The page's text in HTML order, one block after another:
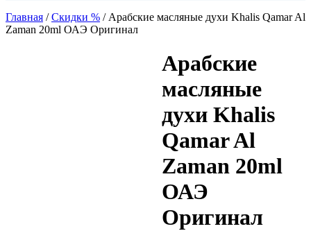
Главная /Скидки % / Арабские масляные духи Khalis Qamar Al
Zaman 20ml ОАЭ Оригинал
Арабские
масляные
духи Khalis
Qamar Al
Zaman 20ml
ОАЭ
Оригинал